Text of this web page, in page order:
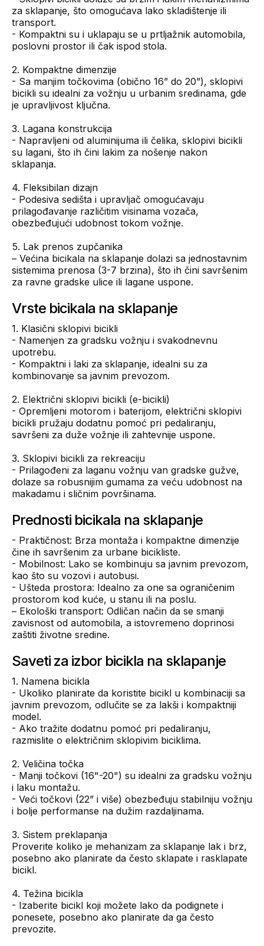
za sklapanje, što omogućava lako skladištenje ili
transport.
- Kompaktni su i uklapaju se u prtljažnik automobila,
poslovni prostor ili čak ispod stola.
2. Kompaktne dimenzije
- Sa manjim točkovima (obično 16” do 20”), sklopivi
bicikli su idealni za vožnju u urbanim sredinama, gde
je upravljivost ključna.
3. Lagana konstrukcija
- Napravljeni od aluminijuma ili čelika, sklopivi bicikli
su lagani, što ih čini lakim za nošenje nakon
sklapanja.
4. Fleksibilan dizajn
- Podesiva sedišta i upravljač omogućavaju
prilagođavanje različitim visinama vozača,
obezbeđujući udobnost tokom vožnje.
5. Lak prenos zupčanika
– Većina bicikala na sklapanje dolazi sa jednostavnim
sistemima prenosa (3-7 brzina), što ih čini savršenim
za ravne gradske ulice ili lagane uspone.
Vrste bicikala na sklapanje
1. Klasični sklopivi bicikli
- Namenjen za gradsku vožnju i svakodnevnu
upotrebu.
- Kompaktni i laki za sklapanje, idealni su za
kombinovanje sa javnim prevozom.
2. Električni sklopivi bicikli (e-bicikli)
- Opremljeni motorom i baterijom, električni sklopivi
bicikli pružaju dodatnu pomoć pri pedaliranju,
savršeni za duže vožnje ili zahtevnije uspone.
3. Sklopivi bicikli za rekreaciju
- Prilagođeni za laganu vožnju van gradske gužve,
dolaze sa robusnijim gumama za veću udobnost na
makadamu i sličnim površinama.
Prednosti bicikala na sklapanje
- Praktičnost: Brza montaža i kompaktne dimenzije
čine ih savršenim za urbane bicikliste.
- Mobilnost: Lako se kombinuju sa javnim prevozom,
kao što su vozovi i autobusi.
- Ušteda prostora: Idealno za one sa ograničenim
prostorom kod kuće, u stanu ili na poslu.
– Ekološki transport: Odličan način da se smanji
zavisnost od automobila, a istovremeno doprinosi
zaštiti životne sredine.
Saveti za izbor bicikla na sklapanje
1. Namena bicikla
- Ukoliko planirate da koristite bicikl u kombinaciji sa
javnim prevozom, odlučite se za lakši i kompaktniji
model.
- Ako tražite dodatnu pomoć pri pedaliranju,
razmislite o električnim sklopivim biciklima.
2. Veličina točka
- Manji točkovi (16"-20") su idealni za gradsku vožnju
i laku montažu.
- Veći točkovi (22” i više) obezbeđuju stabilniju vožnju
i bolje performanse na dužim razdaljinama.
3. Sistem preklapanja
Proverite koliko je mehanizam za sklapanje lak i brz,
posebno ako planirate da često sklapate i rasklapate
bicikl.
4. Težina bicikla
- Izaberite bicikl koji možete lako da podignete i
ponesete, posebno ako planirate da ga često
prevozite.